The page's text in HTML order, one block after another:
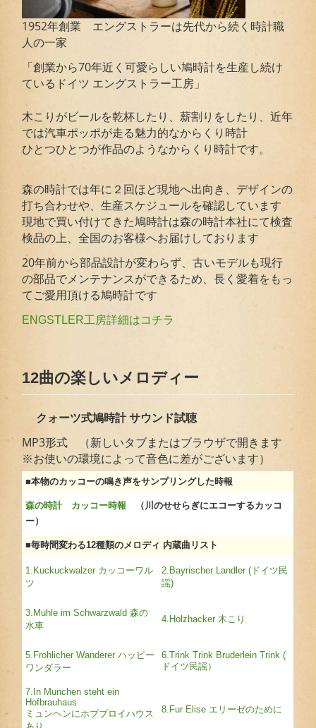
1952年創業 エングストラーは先代から続く時計職
人の一家
「創業から70年近く可愛らしい鳩時計を生産し続け
ているドイツ エングストラー工房」
木こりがビールを乾杯したり、薪割りをしたり、近年
では汽車ポッポが走る魅力的なからくり時計
ひとつひとつが作品のようなからくり時計です。
森の時計では年に２回ほど現地へ出向き、デザインの
打ち合わせや、生産スケジュールを確認しています
現地で買い付けてきた鳩時計は森の時計本社にて検査
検品の上、全国のお客様へお届けしております
20年前から部品設計が変わらず、古いモデルも現行
の部品でメンテナンスができるため、長く愛着をもっ
てご愛用頂ける鳩時計です
ENGSTLER工房詳細はコチラ
12曲の楽しいメロディー
クォーツ式鳩時計 サウンド試聴
MP3形式 （新しいタブまたはブラウザで開きます
※お使いの環境によって音色に差がございます）
■本物のカッコーの鳴き声をサンプリングした時報
森の時計 カッコー時報 （川のせせらぎにエコーするカッコ
ー）
■毎時間変わる12種類のメロディ 内蔵曲リスト
1.Kuckuckwalzer カッコーワル
ツ
2.Bayrischer Landler (ドイツ民
謡)
3.Muhle im Schwarzwald 森の
水車
4.Holzhacker 木こり
5.Frohlicher Wanderer ハッピー
ワンダラー
6.Trink Trink Bruderlein Trink (
ドイツ民謡）
7.In Munchen steht ein
Hofbrauhaus
ミュンヘンにホブブロイハウス
8.Fur Elise エリーゼのために